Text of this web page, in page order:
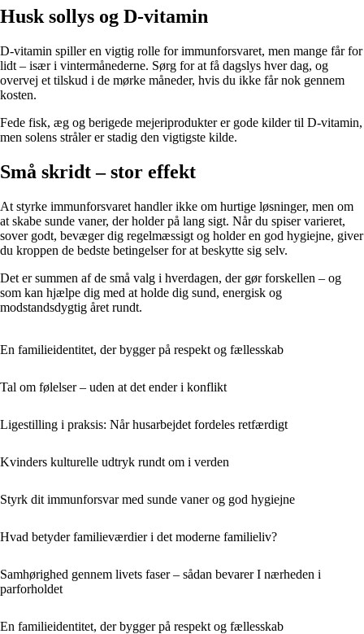
Husk sollys og D-vitamin
D-vitamin spiller en vigtig rolle for immunforsvaret, men mange får for
lidt – især i vintermånederne. Sørg for at få dagslys hver dag, og
overvej et tilskud i de mørke måneder, hvis du ikke får nok gennem
kosten.
Fede fisk, æg og berigede mejeriprodukter er gode kilder til D-vitamin,
men solens stråler er stadig den vigtigste kilde.
Små skridt – stor effekt
At styrke immunforsvaret handler ikke om hurtige løsninger, men om
at skabe sunde vaner, der holder på lang sigt. Når du spiser varieret,
sover godt, bevæger dig regelmæssigt og holder en god hygiejne, giver
du kroppen de bedste betingelser for at beskytte sig selv.
Det er summen af de små valg i hverdagen, der gør forskellen – og
som kan hjælpe dig med at holde dig sund, energisk og
modstandsdygtig året rundt.
En familieidentitet, der bygger på respekt og fællesskab
Tal om følelser – uden at det ender i konflikt
Ligestilling i praksis: Når husarbejdet fordeles retfærdigt
Kvinders kulturelle udtryk rundt om i verden
Styrk dit immunforsvar med sunde vaner og god hygiejne
Hvad betyder familieværdier i det moderne familieliv?
Samhørighed gennem livets faser – sådan bevarer I nærheden i
parforholdet
En familieidentitet, der bygger på respekt og fællesskab